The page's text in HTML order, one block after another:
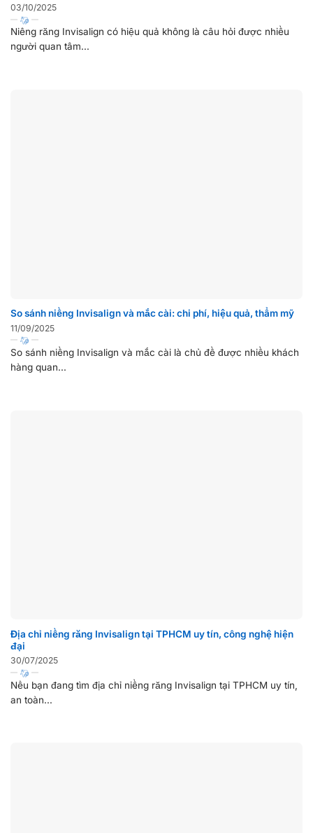
03/10/2025
Niềng răng Invisalign có hiệu quả không là câu hỏi được nhiều
người quan tâm...
So sánh niềng Invisalign và mắc cài: chi phí, hiệu quả, thẩm mỹ
11/09/2025
So sánh niềng Invisalign và mắc cài là chủ đề được nhiều khách
hàng quan...
Địa chỉ niềng răng Invisalign tại TPHCM uy tín, công nghệ hiện
đại
30/07/2025
Nếu bạn đang tìm địa chỉ niềng răng Invisalign tại TPHCM uy tín,
an toàn...